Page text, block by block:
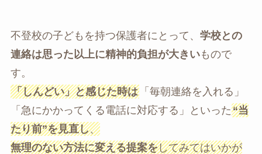
不登校の子どもを持つ保護者にとって、 学校との
連絡は思った以上に精神的負担が大きいもので
す。
「しんどい」と感じた時は「毎朝連絡を入れる」
「急にかかってくる電話に対応する」といった“当
たり前”を見直し、
無理のない方法に変える提案をしてみてはいかが